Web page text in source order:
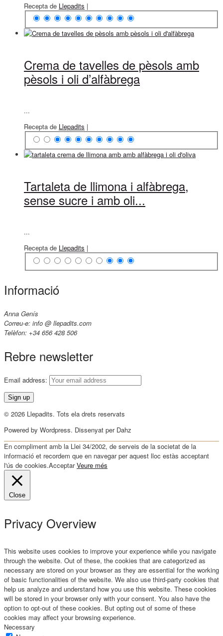
Recepta de Llepadits |
Crema de tavelles de pèsols amb
pèsols i oli d’alfàbrega
...
Recepta de Llepadits |
Tartaleta de llimona i alfàbrega,
sense sucre i amb oli...
...
Recepta de Llepadits |
Informació
Anna Genís
Correu-e: info @ llepadits.com
Telèfon: +34 656 428 506
Rebre newsletter
Email address:
© 2026 Llepadits. Tots ela drets reservats
Powered by Wordpress. Dissenyat per Dahz
En compliment amb la Llei 34/2002, de serveis de la societat de la
informació et recordem que en navegar per aquest lloc estàs acceptant
l'ús de cookies.Acceptar Veure més
Close
Privacy Overview
This website uses cookies to improve your experience while you navigate
through the website. Out of these, the cookies that are categorized as
necessary are stored on your browser as they are essential for the working
of basic functionalities of the website. We also use third-party cookies that
help us analyze and understand how you use this website. These cookies
will be stored in your browser only with your consent. You also have the
option to opt-out of these cookies. But opting out of some of these
cookies may affect your browsing experience.
Necessary